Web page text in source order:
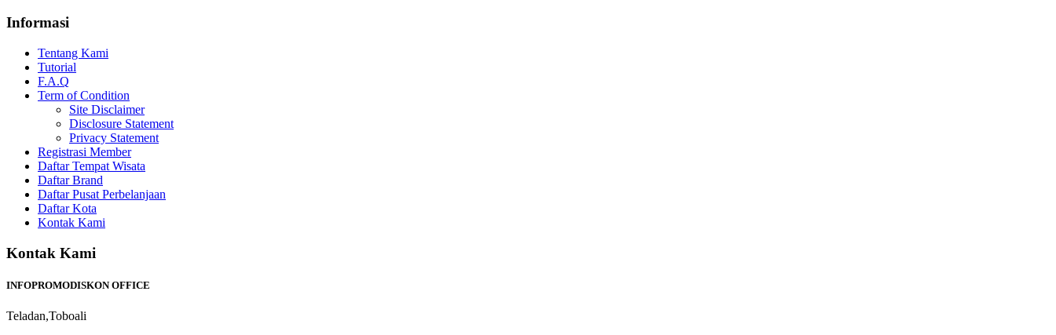
Informasi
Tentang Kami
Tutorial
F.A.Q
Term of Condition
Site Disclaimer
Disclosure Statement
Privacy Statement
Registrasi Member
Daftar Tempat Wisata
Daftar Brand
Daftar Pusat Perbelanjaan
Daftar Kota
Kontak Kami
Kontak Kami
INFOPROMODISKON OFFICE
Teladan,Toboali